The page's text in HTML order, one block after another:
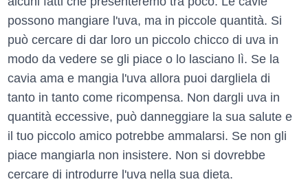
possono mangiare l'uva, ma in piccole quantità. Si
può cercare di dar loro un piccolo chicco di uva in
modo da vedere se gli piace o lo lasciano lì. Se la
cavia ama e mangia l'uva allora puoi dargliela di
tanto in tanto come ricompensa. Non dargli uva in
quantità eccessive, può danneggiare la sua salute e
il tuo piccolo amico potrebbe ammalarsi. Se non gli
piace mangiarla non insistere. Non si dovrebbe
cercare di introdurre l'uva nella sua dieta.